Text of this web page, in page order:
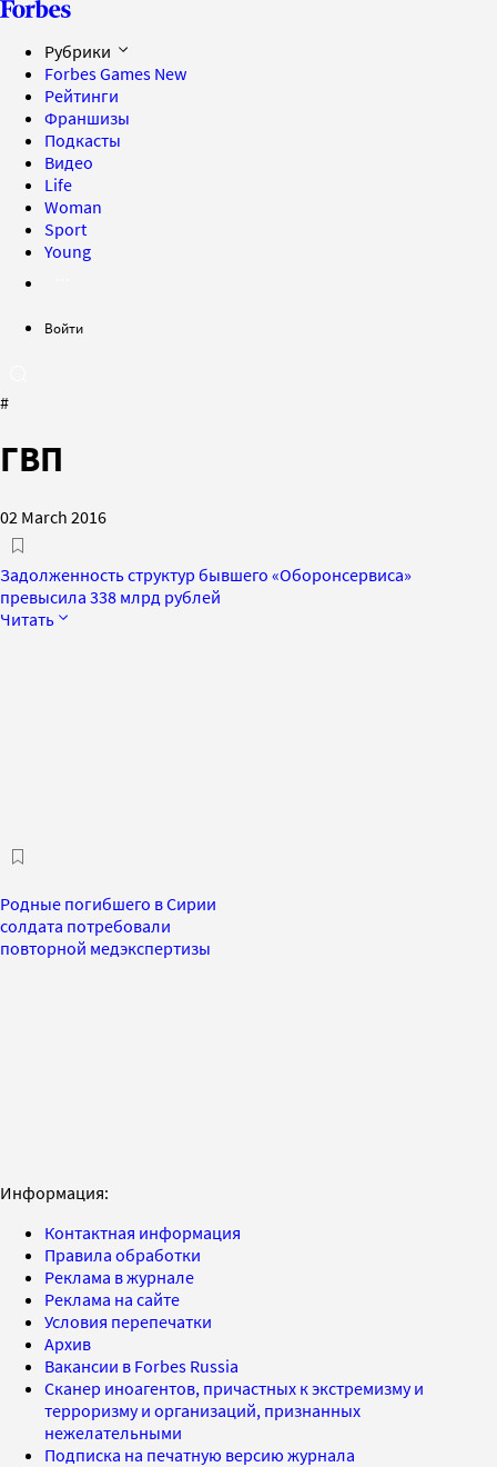
Рубрики
Forbes Games New
Рейтинги
Франшизы
Подкасты
Видео
Life
Woman
Sport
Young
Войти
#
ГВП
02 March 2016
Задолженность структур бывшего «Оборонсервиса»
превысила 338 млрд рублей
Читать
Родные погибшего в Сирии
солдата потребовали
повторной медэкспертизы
Информация:
Контактная информация
Правила обработки
Реклама в журнале
Реклама на сайте
Условия перепечатки
Архив
Вакансии в Forbes Russia
Сканер иноагентов, причастных к экстремизму и
терроризму и организаций, признанных
нежелательными
Подписка на печатную версию журнала